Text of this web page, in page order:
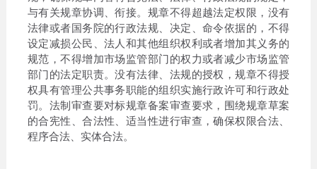
与有关规章协调、衔接。规章不得超越法定权限，没有
法律或者国务院的行政法规、决定、命令依据的，不得
设定减损公民、法人和其他组织权利或者增加其义务的
规范，不得增加市场监管部门的权力或者减少市场监管
部门的法定职责。没有法律、法规的授权，规章不得授
权具有管理公共事务职能的组织实施行政许可和行政处
罚。法制审查要对标规章备案审查要求，围绕规章草案
的合宪性、合法性、适当性进行审查，确保权限合法、
程序合法、实体合法。